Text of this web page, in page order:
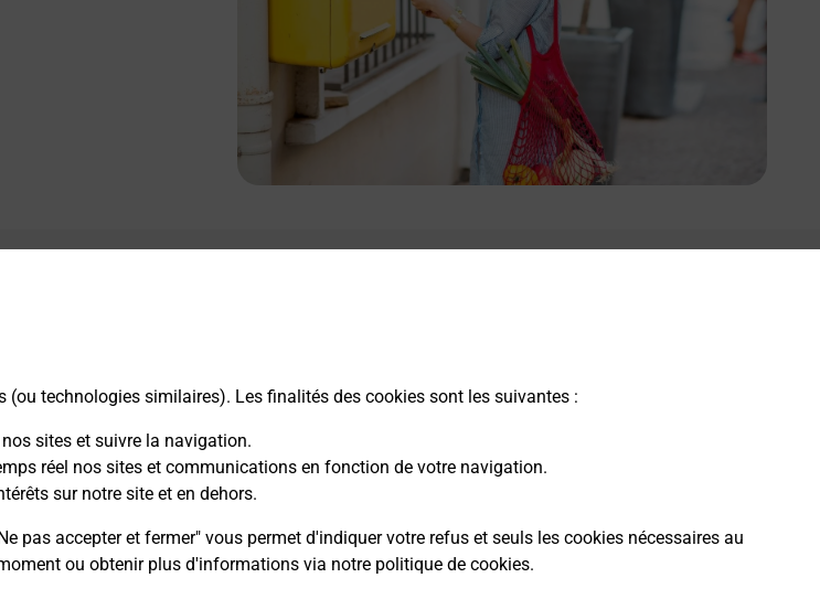
(ou technologies similaires). Les finalités des cookies sont les suivantes :
sites et suivre la navigation.
réel nos sites et communications en fonction de votre navigation.
sur notre site et en dehors.
pas accepter et fermer" vous permet d'indiquer votre refus et seuls les cookies nécessaires au
ou obtenir plus d'informations via notre politique de cookies.